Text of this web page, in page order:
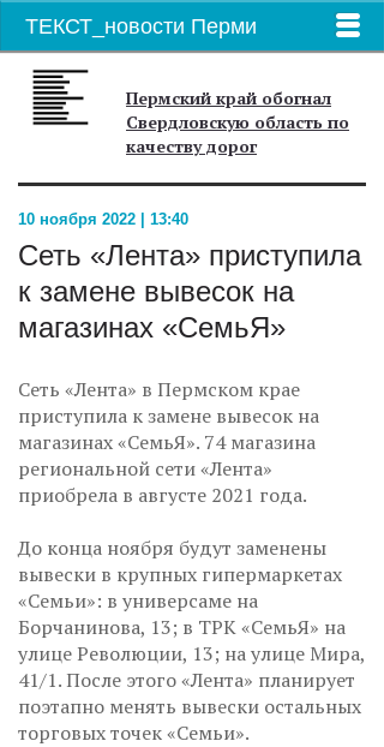
ТЕКСТ_новости Перми
Пермский край обогнал
Свердловскую область по
качеству дорог
10 ноября 2022 | 13:40
Сеть «Лента» приступила
к замене вывесок на
магазинах «СемьЯ»
Сеть «Лента» в Пермском крае
приступила к замене вывесок на
магазинах «СемьЯ». 74 магазина
региональной сети «Лента»
приобрела в августе 2021 года.
До конца ноября будут заменены
вывески в крупных гипермаркетах
«Семьи»: в универсаме на
Борчанинова, 13; в ТРК «СемьЯ» на
улице Революции, 13; на улице Мира,
41/1. После этого «Лента» планирует
поэтапно менять вывески остальных
торговых точек «Семьи».